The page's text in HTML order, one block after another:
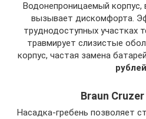
Водонепроницаемый корпус,
вызывает дискомфорта.
труднодоступных участках
травмирует слизистые
корпус, частая замена
Braun Cruzer
Насадка-гребень позволяет